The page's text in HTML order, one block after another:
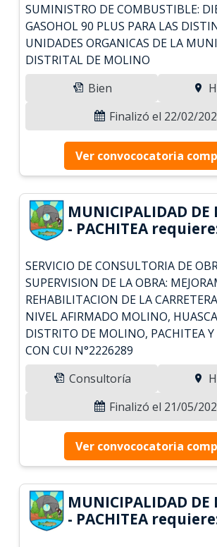
SUMINISTRO DE COMBUSTIBLE:
GASOHOL 90 PLUS PARA LAS
UNIDADES ORGANICAS DE LA
DISTRITAL DE MOLINO
Bien
Finalizó el 22/02/
Ver convococatoria
MUNICIPALIDAD DE
- PACHITEA
SERVICIO DE CONSULTORIA DE
SUPERVISION DE LA OBRA:
REHABILITACION DE LA
NIVEL AFIRMADO MOLINO,
DISTRITO DE MOLINO, PACHITEA
CON CUI N°2226289
Consultoría
Finalizó el 21/05/
Ver convococatoria
MUNICIPALIDAD DE
- PACHITEA